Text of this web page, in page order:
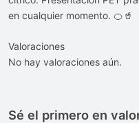
en cualquier momento. 🍊🥤
Valoraciones
No hay valoraciones aún.
Sé el primero en